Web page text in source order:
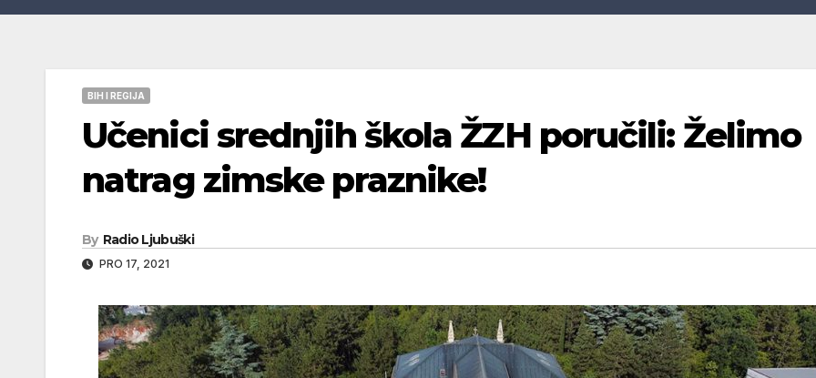
BIH I REGIJA
Učenici srednjih škola ŽZH poručili: Želimo
natrag zimske praznike!
By Radio Ljubuški
PRO 17, 2021